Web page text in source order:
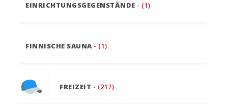
EINRICHTUNGSGEGENSTÄNDE - (1)
FINNISCHE SAUNA - (1)
FREIZEIT - (217)